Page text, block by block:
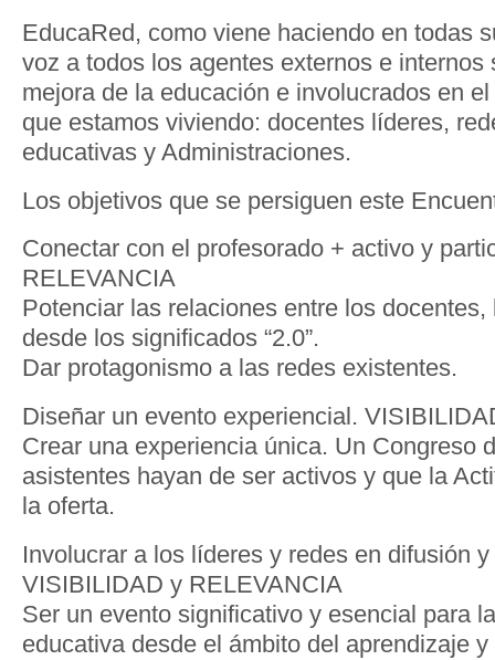
EducaRed, como viene haciendo en todas
voz a todos los agentes externos e internos
mejora de la educación e involucrados en
que estamos viviendo: docentes líderes,
educativas y Administraciones.
Los objetivos que se persiguen este
Conectar con el profesorado + activo y
RELEVANCIA
Potenciar las relaciones entre los
desde los significados “2.0”.
Dar protagonismo a las redes existentes.
Diseñar un evento experiencial.
Crear una experiencia única. Un Congreso
asistentes hayan de ser activos y que la
la oferta.
Involucrar a los líderes y redes en difusión
VISIBILIDAD y RELEVANCIA
Ser un evento significativo y esencial para
educativa desde el ámbito del aprendizaje